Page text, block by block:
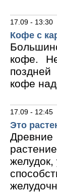
17.09 - 13:30
Кофе с
кофе.
кофе
17.09 - 12:45
Это
желудок,